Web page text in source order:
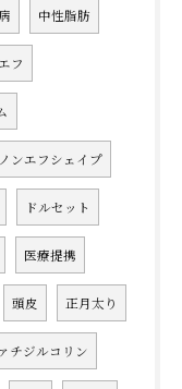
中性脂肪
フ
ノンエフシェイプ
ドルセット
医療提携
頭皮 正月太り
チジルコリン